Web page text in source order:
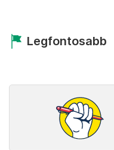
Legfontosabb